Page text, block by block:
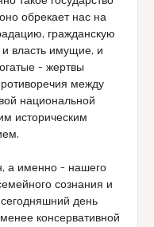
обрекает нас на
гражданскую
власть имущие, и
– жертвы
между
национальной
историческим
а именно – нашего
сознания и
день
консервативной